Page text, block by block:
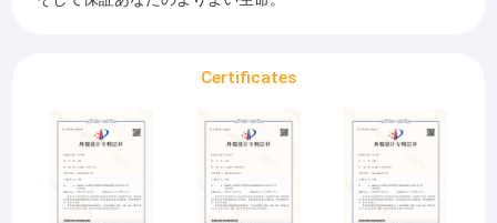
Certificates